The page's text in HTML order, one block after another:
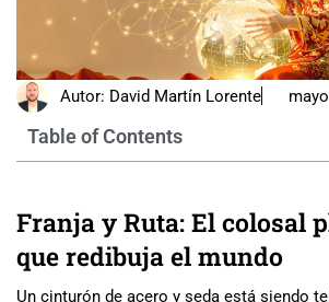
Autor: David Martín Lorente
Table of Contents
Franja y Ruta: El colosal
que redibuja el mundo
Un cinturón de acero y seda está siendo